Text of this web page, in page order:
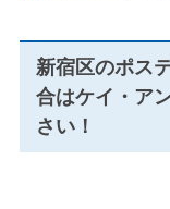
新宿区のポス
合はケイ・ア
さい！